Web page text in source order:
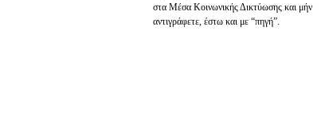
στα Μέσα Κοινωνικής Δικτύωσης και μήν
αντιγράφετε, έστω και με “πηγή”.